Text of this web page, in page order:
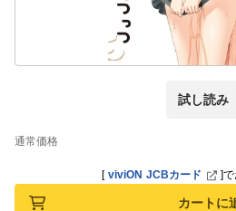
試し読み
通常価格
[ viviON JCBカード ]
カートに